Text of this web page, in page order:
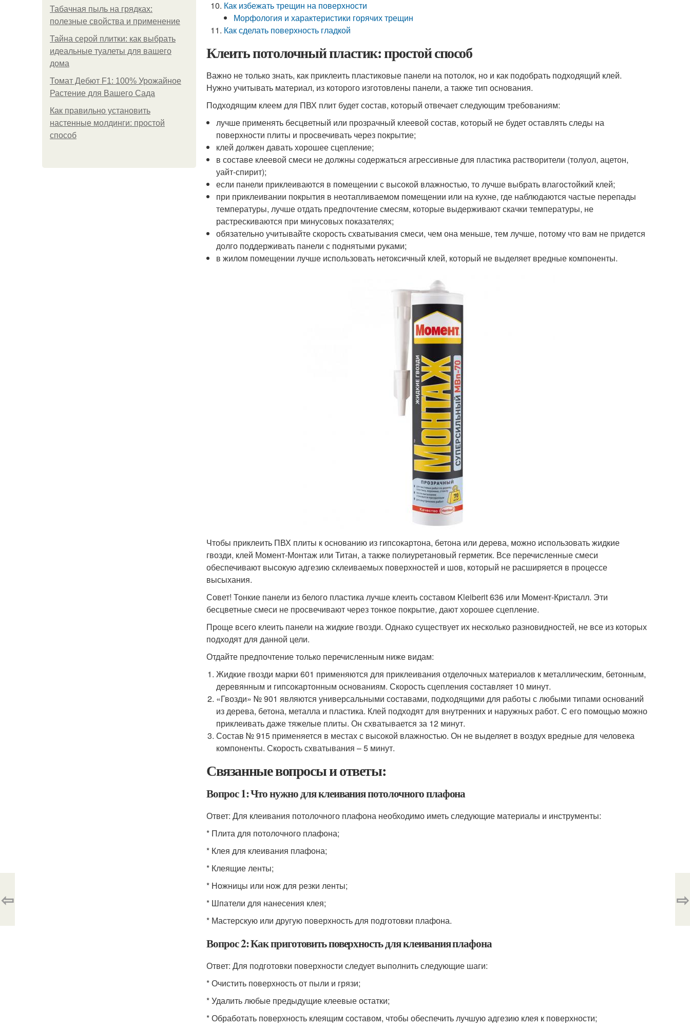
Табачная пыль на грядках:
полезные свойства и применение
Тайна серой плитки: как выбрать
идеальные туалеты для вашего
дома
Томат Дебют F1: 100% Урожайное
Растение для Вашего Сада
Как правильно установить
настенные молдинги: простой
способ
Как избежать трещин на поверхности
Морфология и характеристики горячих трещин
Как сделать поверхность гладкой
Клеить потолочный пластик: простой способ
Важно не только знать, как приклеить пластиковые панели на потолок, но и как подобрать подходящий клей.
Нужно учитывать материал, из которого изготовлены панели, а также тип основания.
Подходящим клеем для ПВХ плит будет состав, который отвечает следующим требованиям:
лучше применять бесцветный или прозрачный клеевой состав, который не будет оставлять следы на
поверхности плиты и просвечивать через покрытие;
клей должен давать хорошее сцепление;
в составе клеевой смеси не должны содержаться агрессивные для пластика растворители (толуол, ацетон,
уайт-спирит);
если панели приклеиваются в помещении с высокой влажностью, то лучше выбрать влагостойкий клей;
при приклеивании покрытия в неотапливаемом помещении или на кухне, где наблюдаются частые перепады
температуры, лучше отдать предпочтение смесям, которые выдерживают скачки температуры, не
растрескиваются при минусовых показателях;
обязательно учитывайте скорость схватывания смеси, чем она меньше, тем лучше, потому что вам не придется
долго поддерживать панели с поднятыми руками;
в жилом помещении лучше использовать нетоксичный клей, который не выделяет вредные компоненты.
Чтобы приклеить ПВХ плиты к основанию из гипсокартона, бетона или дерева, можно использовать жидкие
гвозди, клей Момент-Монтаж или Титан, а также полиуретановый герметик. Все перечисленные смеси
обеспечивают высокую адгезию склеиваемых поверхностей и шов, который не расширяется в процессе
высыхания.
Совет! Тонкие панели из белого пластика лучше клеить составом Kleiberit 636 или Момент-Кристалл. Эти
бесцветные смеси не просвечивают через тонкое покрытие, дают хорошее сцепление.
Проще всего клеить панели на жидкие гвозди. Однако существует их несколько разновидностей, не все из которых
подходят для данной цели.
Отдайте предпочтение только перечисленным ниже видам:
Жидкие гвозди марки 601 применяются для приклеивания отделочных материалов к металлическим, бетонным,
деревянным и гипсокартонным основаниям. Скорость сцепления составляет 10 минут.
«Гвозди» № 901 являются универсальными составами, подходящими для работы с любыми типами оснований
из дерева, бетона, металла и пластика. Клей подходят для внутренних и наружных работ. С его помощью можно
приклеивать даже тяжелые плиты. Он схватывается за 12 минут.
Состав № 915 применяется в местах с высокой влажностью. Он не выделяет в воздух вредные для человека
компоненты. Скорость схватывания – 5 минут.
Связанные вопросы и ответы:
Вопрос 1: Что нужно для клеивания потолочного плафона
Ответ: Для клеивания потолочного плафона необходимо иметь следующие материалы и инструменты:
* Плита для потолочного плафона;
* Клея для клеивания плафона;
* Клеящие ленты;
* Ножницы или нож для резки ленты;
* Шпатели для нанесения клея;
* Мастерскую или другую поверхность для подготовки плафона.
Вопрос 2: Как приготовить поверхность для клеивания плафона
Ответ: Для подготовки поверхности следует выполнить следующие шаги:
* Очистить поверхность от пыли и грязи;
* Удалить любые предыдущие клеевые остатки;
* Обработать поверхность клеящим составом, чтобы обеспечить лучшую адгезию клея к поверхности;
⇦ ⇨